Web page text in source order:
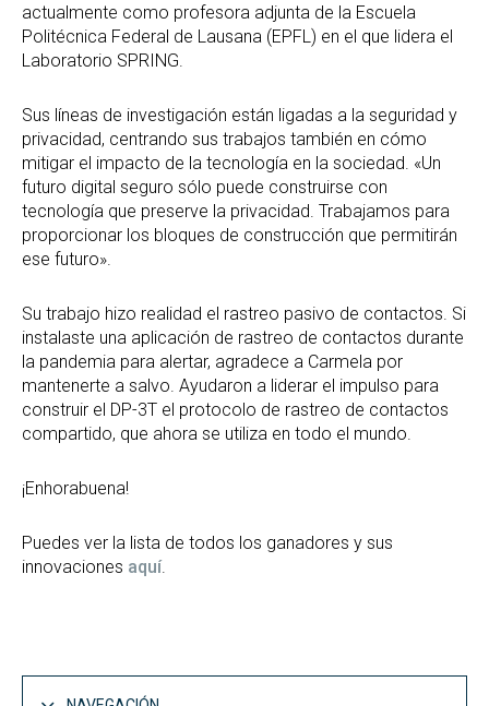
actualmente como profesora adjunta de la Escuela
Politécnica Federal de Lausana (EPFL) en el que lidera el
Laboratorio SPRING.
Sus líneas de investigación están ligadas a la seguridad y
privacidad, centrando sus trabajos también en cómo
mitigar el impacto de la tecnología en la sociedad. «Un
futuro digital seguro sólo puede construirse con
tecnología que preserve la privacidad. Trabajamos para
proporcionar los bloques de construcción que permitirán
ese futuro».
Su trabajo hizo realidad el rastreo pasivo de contactos. Si
instalaste una aplicación de rastreo de contactos durante
la pandemia para alertar, agradece a Carmela por
mantenerte a salvo. Ayudaron a liderar el impulso para
construir el DP-3T el protocolo de rastreo de contactos
compartido, que ahora se utiliza en todo el mundo.
¡Enhorabuena!
Puedes ver la lista de todos los ganadores y sus
innovaciones aquí.